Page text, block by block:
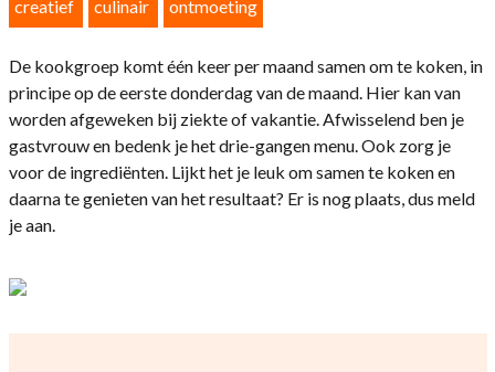
creatief culinair ontmoeting
De kookgroep komt één keer per maand samen om te koken, in
principe op de eerste donderdag van de maand. Hier kan van
worden afgeweken bij ziekte of vakantie. Afwisselend ben je
gastvrouw en bedenk je het drie-gangen menu. Ook zorg je
voor de ingrediënten. Lijkt het je leuk om samen te koken en
daarna te genieten van het resultaat? Er is nog plaats, dus meld
je aan.